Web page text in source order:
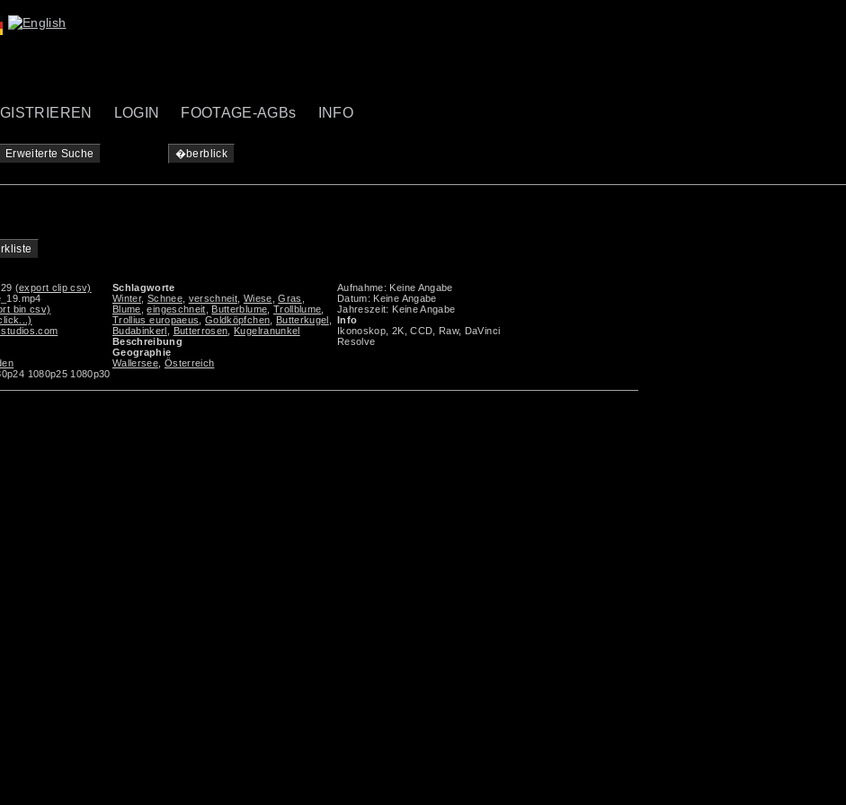
LOGIN FOOTAGE-AGBs INFO
Erweiterte Suche �berblick
(export clip csv)
bin csv)
1080p25 1080p30
Schlagworte
Winter, Schnee, verschneit Wiese ,Gras
Blume ,eingeschneit Butterblume Trollblume
Trollius europaeus
,Goldköpfchen Butterkugel
Budabinkerl
Butterrosen
Kugelranunkel
Beschreibung
Geographie
Wallersee Österreich
Aufnahme: Keine Angabe
Datum: Keine Angabe
Jahreszeit: Keine Angabe
Info
Ikonoskop, 2K, CCD, Raw, DaVinci
Resolve